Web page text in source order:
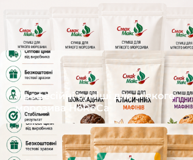
Професійні суміші для м’якого
морозива HoReCa